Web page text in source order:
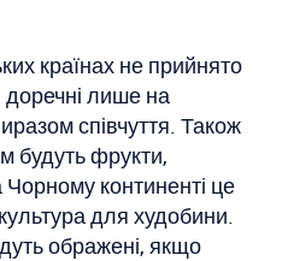
країнах не прийнято
доречні лише на
співчуття. Також
будуть фрукти,
континенті це
для худобини.
ображені, якщо